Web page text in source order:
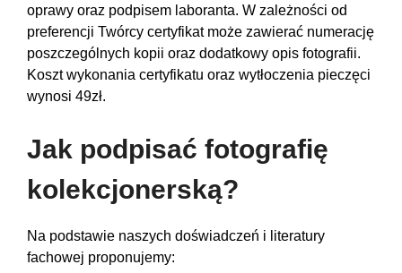
oprawy oraz podpisem laboranta. W zależności od
preferencji Twórcy certyfikat może zawierać numerację
poszczególnych kopii oraz dodatkowy opis fotografii.
Koszt wykonania certyfikatu oraz wytłoczenia pieczęci
wynosi 49zł.
Jak podpisać fotografię
kolekcjonerską?
Na podstawie naszych doświadczeń i literatury
fachowej proponujemy: